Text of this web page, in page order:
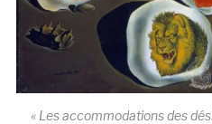
« Les accommodations des